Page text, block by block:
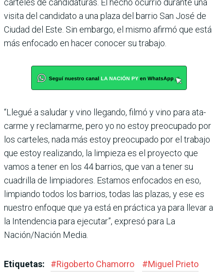
carteles de candidaturas. El hecho ocurrió durante una
visita del candidato a una plaza del barrio San José de
Ciudad del Este. Sin embargo, el mismo afirmó que está
más enfocado en hacer conocer su trabajo.
“Llegué a saludar y vino lle­gando, filmó y vino para ata­
carme y reclamarme, pero yo no estoy preocupado por
los carteles, nada más estoy pre­ocupado por el trabajo
que estoy realizando, la limpieza es el proyecto que
vamos a tener en los 44 barrios, que van a tener su
cuadrilla de limpiado­res. Estamos enfocados en eso,
limpiando todos los barrios, todas las plazas, y ese es
nues­tro enfoque que ya está en prác­tica ya para llevar a
la Inten­dencia para ejecutar”, expresó para La
Nación/Nación Media.
Etiquetas: #Rigoberto Chamorro #Miguel Prieto